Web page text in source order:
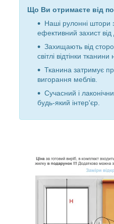
Що Ви отримаєте від
Наші рулонні штори
ефективний захист від
Захищають від
світлі відтінки
Тканина затримує
вигорання меблів.
Сучасний і
будь-який інтер'єр.